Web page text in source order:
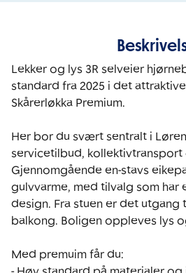
Lekker og lys 3R selveier
standard fra 2025 i det
Skårerløkka Premium.
Her bor du svært sentralt i
servicetilbud, kollektivtransport
Gjennomgående en-stavs
gulvvarme, med tilvalg som
design. Fra stuen er det utgang
balkong. Boligen oppleves lys
Med premuim får du: